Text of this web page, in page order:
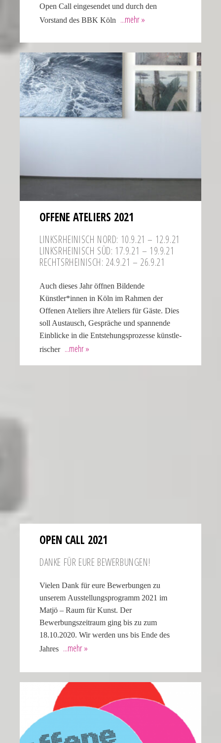
Open Call einge­sendet und durch den
Vorstand des BBK Köln
OFFENE ATELIERS 2021
LINKS­RHEI­NISCH NORD: 10.9.21 – 12.9.21
LINKS­RHEI­NISCH SÜD: 17.9.21 – 19.9.21
RECHTS­RHEI­NISCH: 24.9.21 – 26.9.21
Auch dieses Jahr öffnen Bildende
Künstler*innen in Köln im Rahmen der
Offenen Ateliers ihre Ateliers für Gäste. Dies
soll Austausch, Gespräche und spannende
Einblicke in die Entste­hungs­pro­zesse künst­le­
ri­scher
OPEN CALL 2021
DANKE FÜR EURE BEWERBUNGEN!
Vielen Dank für eure Bewerbungen zu
unserem Ausstel­lungs­pro­gramm 2021 im
Matjö – Raum für Kunst. Der
Bewerbungszeitraum ging bis zu zum
18.10.2020. Wir werden uns bis Ende des
Jahres